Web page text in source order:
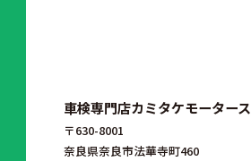
車検専門店カミタケモータース
〒630-8001
奈良県奈良市法華寺町460